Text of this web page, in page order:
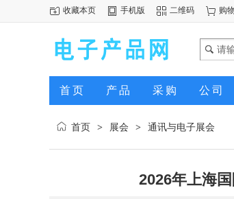
收藏本页 手机版 二维码 购
首页 产品 采购 公司
首页 > 展会 > 通讯与电子展会
2026年上海